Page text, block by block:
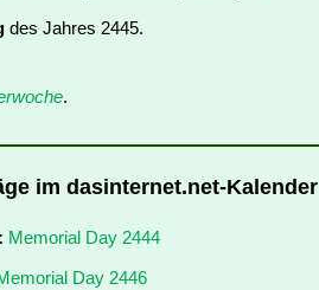
des Jahres 2445.
.
im dasinternet.net-Kalender
Memorial Day 2444
Day 2446